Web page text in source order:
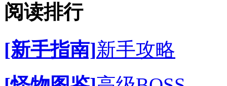
阅读排行
[新手指南]新手攻略